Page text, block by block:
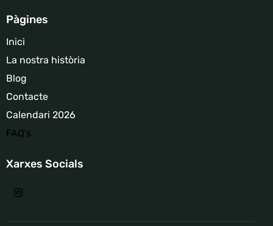
Pàgines
Inici
La nostra història
Blog
Contacte
Calendari 2026
FAQ's
Xarxes Socials